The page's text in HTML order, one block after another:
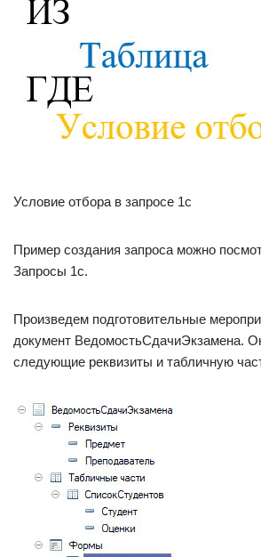
Условие отбора в запросе 1с
Пример создания запроса можно
Запросы 1с.
Произведем подготовительные
документ ВедомостьСдачиЭкзамена.
следующие реквизиты и табличную